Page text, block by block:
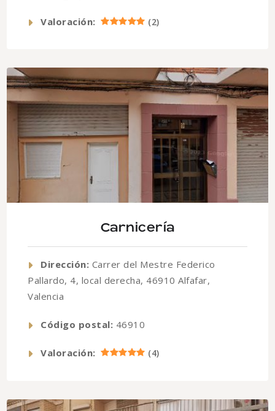
Valoración: (2)
Carnicería
Dirección: Carrer del Mestre Federico
Pallardo, 4, local derecha, 46910 Alfafar,
Valencia
Código postal: 46910
Valoración: (4)